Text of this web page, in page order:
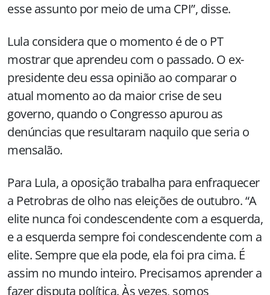
esse assunto por meio de uma CPI”, disse.
Lula considera que o momento é de o PT
mostrar que aprendeu com o passado. O ex-
presidente deu essa opinião ao comparar o
atual momento ao da maior crise de seu
governo, quando o Congresso apurou as
denúncias que resultaram naquilo que seria o
mensalão.
Para Lula, a oposição trabalha para enfraquecer
a Petrobras de olho nas eleições de outubro. “A
elite nunca foi condescendente com a esquerda,
e a esquerda sempre foi condescendente com a
elite. Sempre que ela pode, ela foi pra cima. É
assim no mundo inteiro. Precisamos aprender a
fazer disputa política. Às vezes, somos